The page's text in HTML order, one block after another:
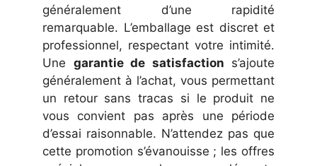
généralement d’une rapidité
remarquable. L’emballage est discret et
professionnel, respectant votre intimité.
Une garantie de satisfaction s’ajoute
généralement à l’achat, vous permettant
un retour sans tracas si le produit ne
vous convient pas après une période
d’essai raisonnable. N’attendez pas que
cette promotion s’évanouisse ; les offres